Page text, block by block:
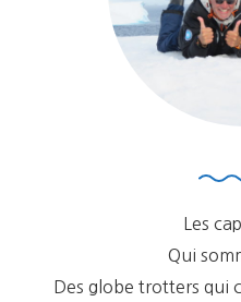
Les
Qui
Des globe trotters qui